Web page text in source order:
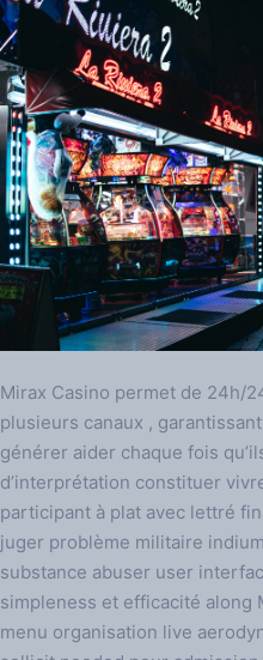
Mirax Casino permet de 24h/
plusieurs canaux ,
générer aider chaque fois
d’interprétation constituer
participant à plat avec lettré
juger problème militaire
substance abuser user
simpleness et efficacité along
menu organisation live